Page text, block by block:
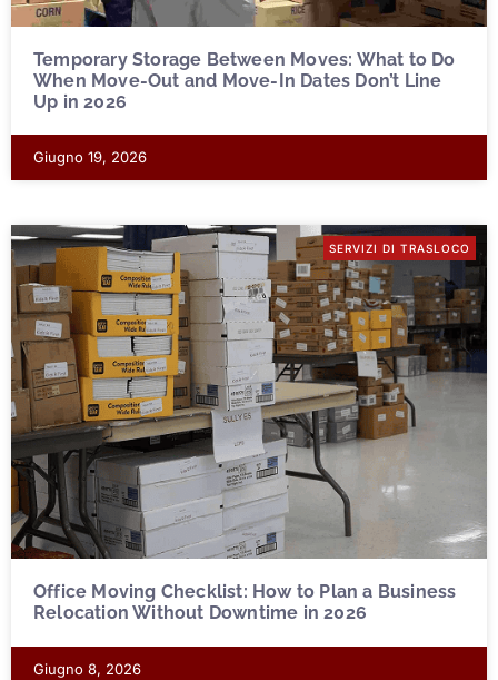
Temporary Storage Between Moves: What to Do
When Move-Out and Move-In Dates Don’t Line
Up in 2026
Giugno 19, 2026
SERVIZI DI TRASLOCO
Office Moving Checklist: How to Plan a Business
Relocation Without Downtime in 2026
Giugno 8, 2026